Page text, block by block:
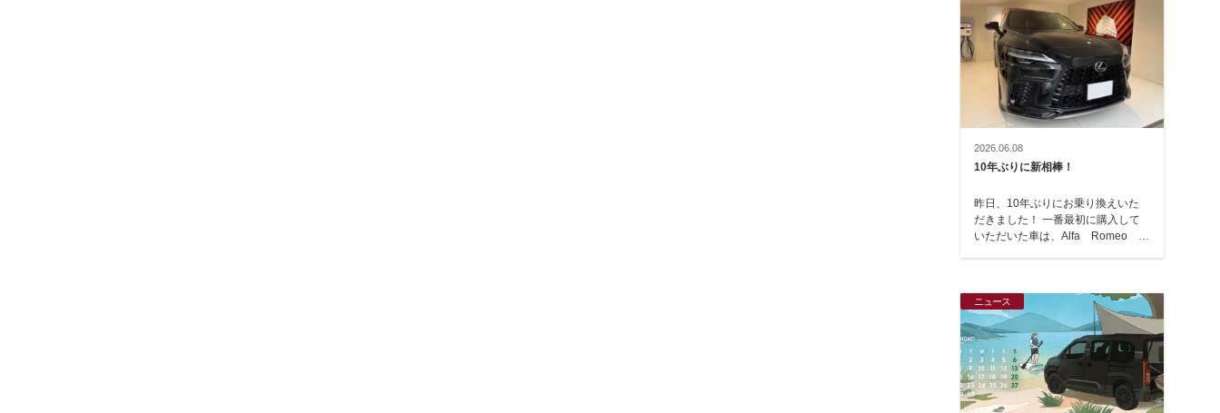
2026.06.08
10年ぶりに新相棒！
昨日、10年ぶりにお乗り換えいた
だきました！ 一番最初に購入して
いただいた車は、Alfa Romeo
ニュース